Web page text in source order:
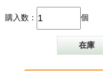
購入数： 個
在庫